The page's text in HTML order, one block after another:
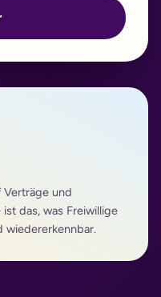
und
das, was Freiwillige
wiedererkennbar.